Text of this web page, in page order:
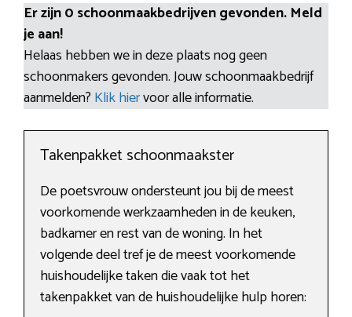
Er zijn 0 schoonmaakbedrijven gevonden. Meld
je aan!
Helaas hebben we in deze plaats nog geen
schoonmakers gevonden. Jouw schoonmaakbedrijf
aanmelden? Klik hiervoor alle informatie.
Takenpakket schoonmaakster
De poetsvrouw ondersteunt jou bij de meest
voorkomende werkzaamheden in de keuken,
badkamer en rest van de woning. In het
volgende deel tref je de meest voorkomende
huishoudelijke taken die vaak tot het
takenpakket van de huishoudelijke hulp horen: